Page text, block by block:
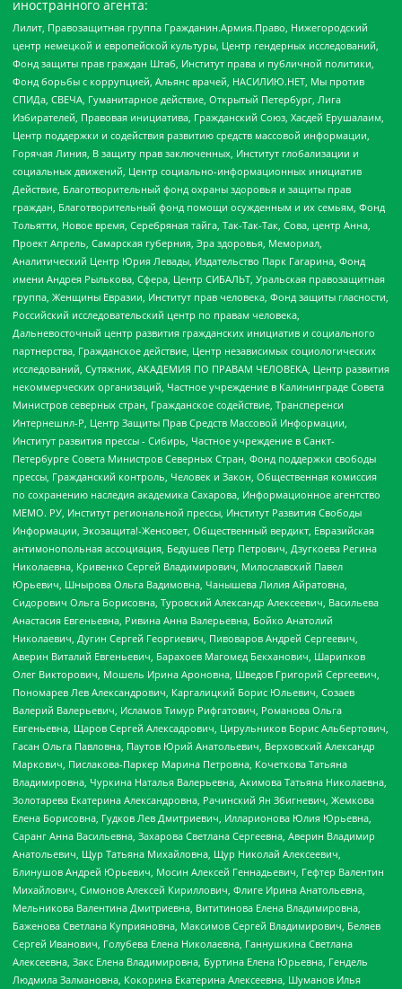
иностранного агента:
Лилит, Правозащитная группа Гражданин.Армия.Право, Нижегородский
центр немецкой и европейской культуры, Центр гендерных исследований,
Фонд защиты прав граждан Штаб, Институт права и публичной политики,
Фонд борьбы с коррупцией, Альянс врачей, НАСИЛИЮ.НЕТ, Мы против
СПИДа, СВЕЧА, Гуманитарное действие, Открытый Петербург, Лига
Избирателей, Правовая инициатива, Гражданский Союз, Хасдей Ерушалаим,
Центр поддержки и содействия развитию средств массовой информации,
Горячая Линия, В защиту прав заключенных, Институт глобализации и
социальных движений, Центр социально-информационных инициатив
Действие, Благотворительный фонд охраны здоровья и защиты прав
граждан, Благотворительный фонд помощи осужденным и их семьям, Фонд
Тольятти, Новое время, Серебряная тайга, Так-Так-Так, Сова, центр Анна,
Проект Апрель, Самарская губерния, Эра здоровья, Мемориал,
Аналитический Центр Юрия Левады, Издательство Парк Гагарина, Фонд
имени Андрея Рылькова, Сфера, Центр СИБАЛЬТ, Уральская правозащитная
группа, Женщины Евразии, Институт прав человека, Фонд защиты гласности,
Российский исследовательский центр по правам человека,
Дальневосточный центр развития гражданских инициатив и социального
партнерства, Гражданское действие, Центр независимых социологических
исследований, Сутяжник, АКАДЕМИЯ ПО ПРАВАМ ЧЕЛОВЕКА, Центр развития
некоммерческих организаций, Частное учреждение в Калининграде Совета
Министров северных стран, Гражданское содействие, Трансперенси
Интернешнл-Р, Центр Защиты Прав Средств Массовой Информации,
Институт развития прессы - Сибирь, Частное учреждение в Санкт-
Петербурге Совета Министров Северных Стран, Фонд поддержки свободы
прессы, Гражданский контроль, Человек и Закон, Общественная комиссия
по сохранению наследия академика Сахарова, Информационное агентство
МЕМО. РУ, Институт региональной прессы, Институт Развития Свободы
Информации, Экозащита!-Женсовет, Общественный вердикт, Евразийская
антимонопольная ассоциация, Бедушев Петр Петрович, Дзугкоева Регина
Николаевна, Кривенко Сергей Владимирович, Милославский Павел
Юрьевич, Шнырова Ольга Вадимовна, Чанышева Лилия Айратовна,
Сидорович Ольга Борисовна, Туровский Александр Алексеевич, Васильева
Анастасия Евгеньевна, Ривина Анна Валерьевна, Бойко Анатолий
Николаевич, Дугин Сергей Георгиевич, Пивоваров Андрей Сергеевич,
Аверин Виталий Евгеньевич, Барахоев Магомед Бекханович, Шарипков
Олег Викторович, Мошель Ирина Ароновна, Шведов Григорий Сергеевич,
Пономарев Лев Александрович, Каргалицкий Борис Юльевич, Созаев
Валерий Валерьевич, Исламов Тимур Рифгатович, Романова Ольга
Евгеньевна, Щаров Сергей Алексадрович, Цирульников Борис Альбертович,
Гасан Ольга Павловна, Паутов Юрий Анатольевич, Верховский Александр
Маркович, Пислакова-Паркер Марина Петровна, Кочеткова Татьяна
Владимировна, Чуркина Наталья Валерьевна, Акимова Татьяна Николаевна,
Золотарева Екатерина Александровна, Рачинский Ян Збигневич, Жемкова
Елена Борисовна, Гудков Лев Дмитриевич, Илларионова Юлия Юрьевна,
Саранг Анна Васильевна, Захарова Светлана Сергеевна, Аверин Владимир
Анатольевич, Щур Татьяна Михайловна, Щур Николай Алексеевич,
Блинушов Андрей Юрьевич, Мосин Алексей Геннадьевич, Гефтер Валентин
Михайлович, Симонов Алексей Кириллович, Флиге Ирина Анатольевна,
Мельникова Валентина Дмитриевна, Вититинова Елена Владимировна,
Баженова Светлана Куприяновна, Максимов Сергей Владимирович, Беляев
Сергей Иванович, Голубева Елена Николаевна, Ганнушкина Светлана
Алексеевна, Закс Елена Владимировна, Буртина Елена Юрьевна, Гендель
Людмила Залмановна, Кокорина Екатерина Алексеевна, Шуманов Илья